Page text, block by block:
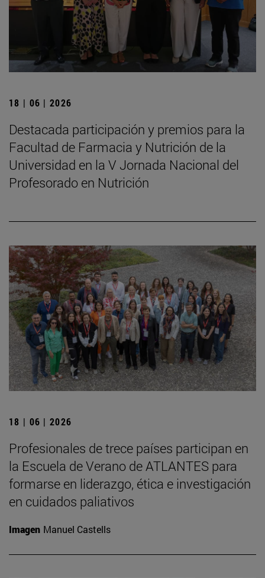
18 | 06 | 2026
Destacada participación y premios para la
Facultad de Farmacia y Nutrición de la
Universidad en la V Jornada Nacional del
Profesorado en Nutrición
18 | 06 | 2026
Profesionales de trece países participan en
la Escuela de Verano de ATLANTES para
formarse en liderazgo, ética e investigación
en cuidados paliativos
Imagen Manuel Castells